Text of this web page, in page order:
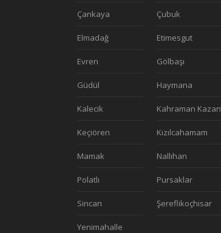
Çankaya Çubuk
Elmadağ Etimesgut
Evren Gölbaşı
Güdül Haymana
Kalecik Kahraman Kazan
Keçiören Kızılcahamam
Mamak Nallıhan
Polatlı Pursaklar
Sincan Şereflikoçhisar
Yenimahalle